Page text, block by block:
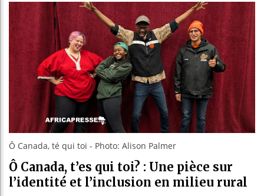
Bénin :
Ô Canada, té qui toi - Photo: Alison Palmer
Ô Canada, t’es qui toi? : Une pièce sur
l’identité et l’inclusion en milieu rural